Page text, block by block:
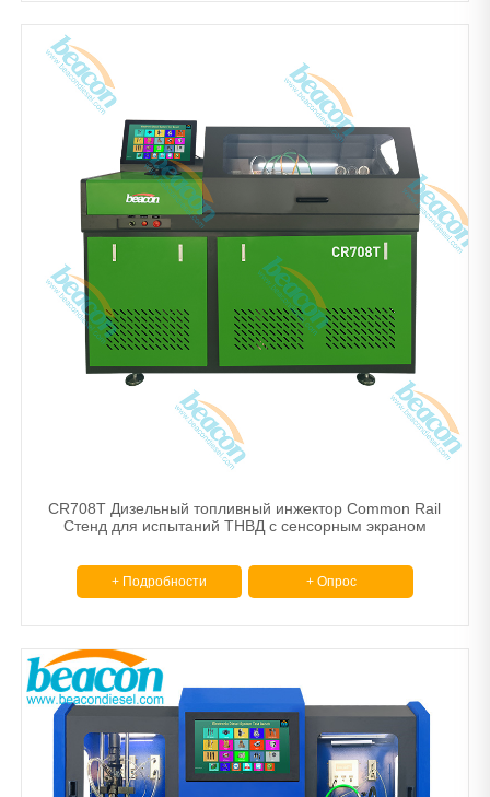
CR708T Дизельный топливный инжектор Common Rail
Стенд для испытаний ТНВД с сенсорным экраном
+ Подробности + Опрос